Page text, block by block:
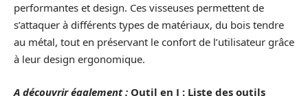
performantes et design. Ces visseuses permettent de
s’attaquer à différents types de matériaux, du bois tendre
au métal, tout en préservant le confort de l’utilisateur grâce
à leur design ergonomique.
A découvrir également : Outil en J : Liste des outils